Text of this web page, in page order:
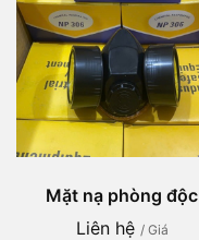
Mặt nạ phòng độc
Liên hệ / Giá